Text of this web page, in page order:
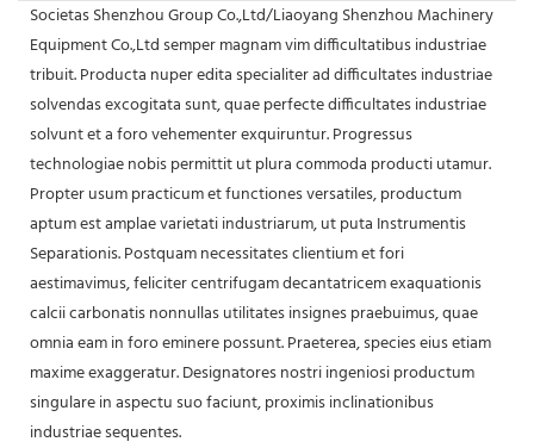
Societas Shenzhou Group Co.,Ltd/Liaoyang Shenzhou Machinery
Equipment Co.,Ltd semper magnam vim difficultatibus industriae
tribuit. Producta nuper edita specialiter ad difficultates industriae
solvendas excogitata sunt, quae perfecte difficultates industriae
solvunt et a foro vehementer exquiruntur. Progressus
technologiae nobis permittit ut plura commoda producti utamur.
Propter usum practicum et functiones versatiles, productum
aptum est amplae varietati industriarum, ut puta Instrumentis
Separationis. Postquam necessitates clientium et fori
aestimavimus, feliciter centrifugam decantatricem exaquationis
calcii carbonatis nonnullas utilitates insignes praebuimus, quae
omnia eam in foro eminere possunt. Praeterea, species eius etiam
maxime exaggeratur. Designatores nostri ingeniosi productum
singulare in aspectu suo faciunt, proximis inclinationibus
industriae sequentes.